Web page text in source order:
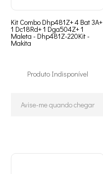
Kit Combo Dhp481Z+ 4 Bat 3A+
1 Dc18Rd+ 1 Dga504Z+ 1
Maleta - Dhp481Z-220Kit -
Makita
Produto Indisponível
Avise-me quando chegar